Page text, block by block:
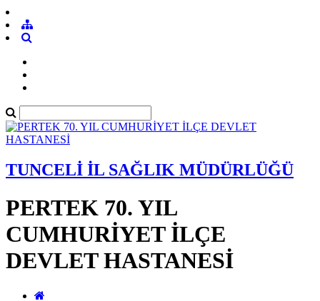
TUNCELİ İL SAĞLIK MÜDÜRLÜĞÜ
PERTEK 70. YIL
CUMHURİYET İLÇE
DEVLET HASTANESİ